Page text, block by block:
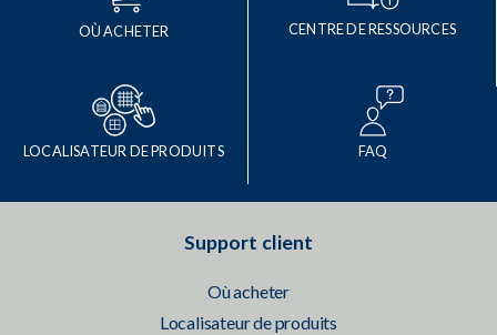
OÙ ACHETER CENTRE DE RESSOURCES
LOCALISATEUR DE PRODUITS FAQ
Support client
Où acheter
Localisateur de produits